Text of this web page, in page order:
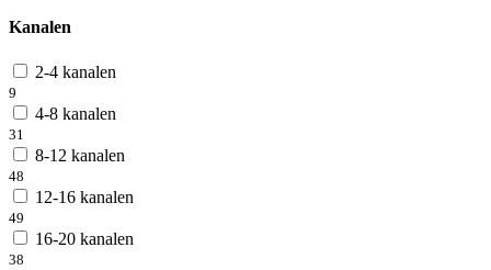
Kanalen
2-4 kanalen
9
4-8 kanalen
31
8-12 kanalen
48
12-16 kanalen
49
16-20 kanalen
38